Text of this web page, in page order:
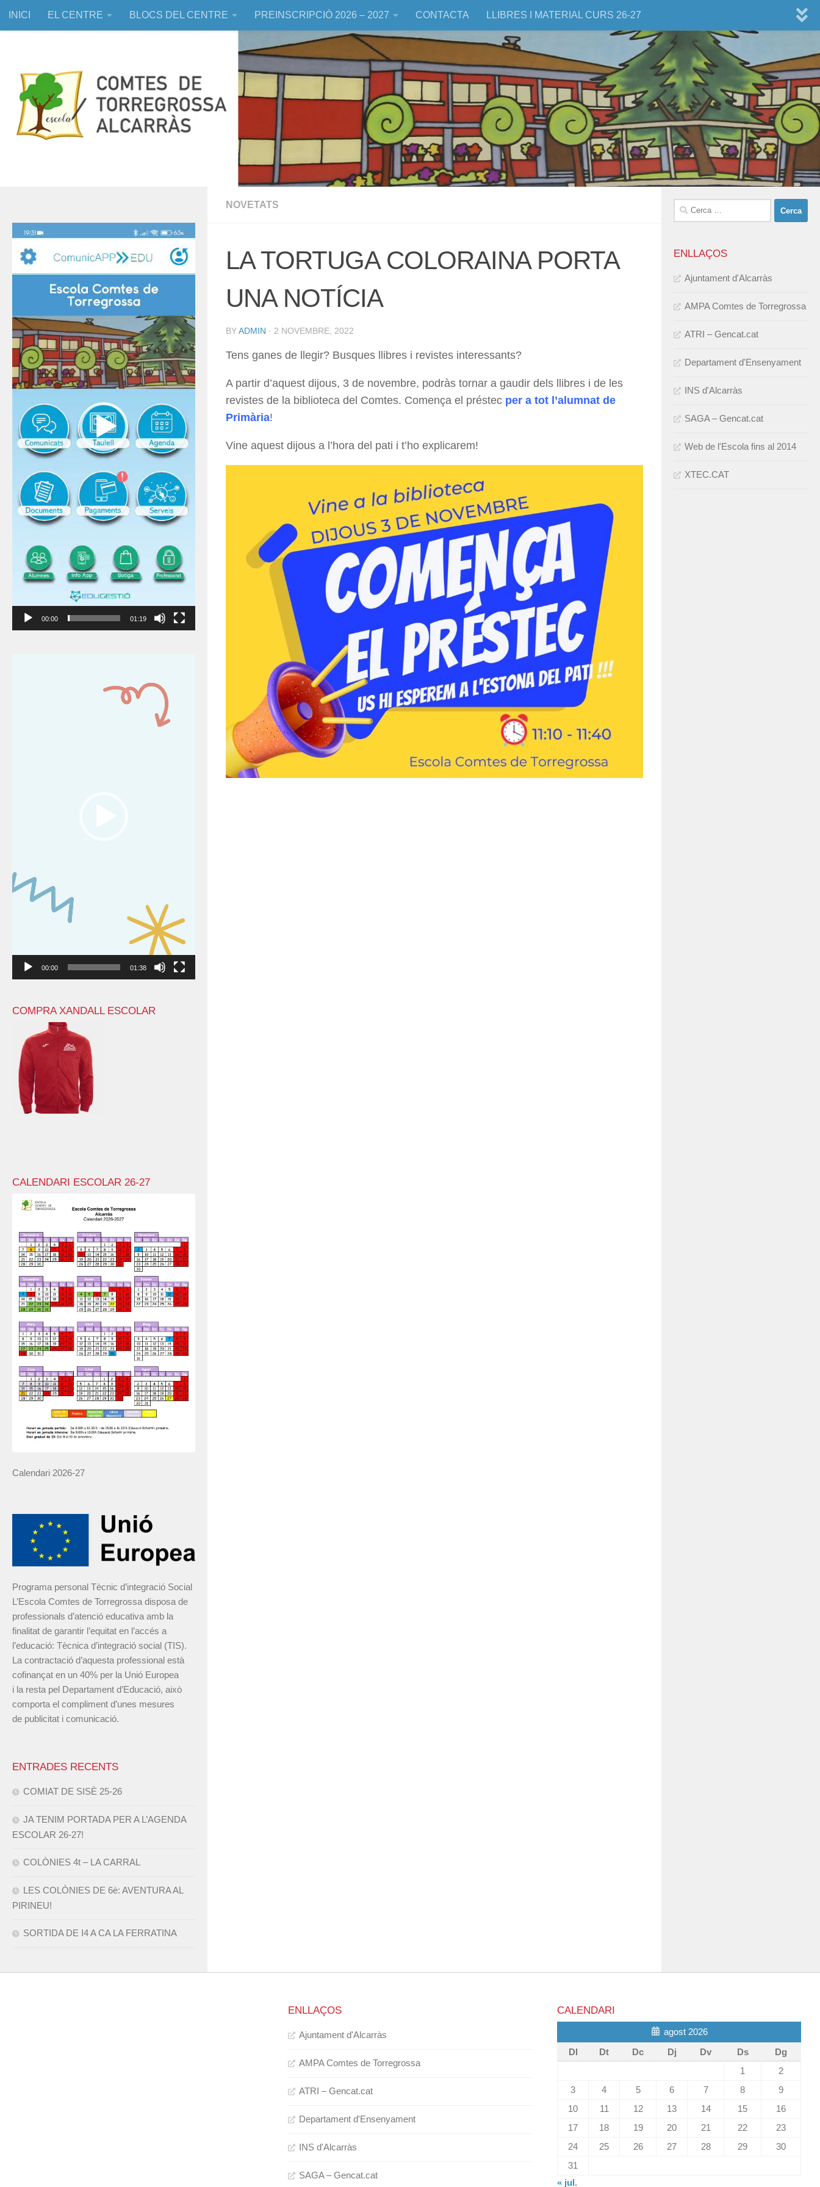
Skip to content
INICI EL CENTRE BLOCS DEL CENTRE PREINSCRIPCIÓ 2026 – 2027 CONTACTA LLIBRES I MATERIAL CURS 26-27
NOVETATS
LA TORTUGA COLORAINA PORTA
UNA NOTÍCIA
BYADMIN · 2 NOVEMBRE, 2022
Tens ganes de llegir? Busques llibres i revistes interessants?
A partir d’aquest dijous, 3 de novembre, podràs tornar a gaudir dels llibres i de les
revistes de la biblioteca del Comtes. Comença el préstec per a tot l’alumnat de
Primària!
Vine aquest dijous a l’hora del pati i t’ho explicarem!
Reproductor
vídeo
00:00 01:19
00:00 01:38
COMPRA XANDALL ESCOLAR
CALENDARI ESCOLAR 26-27
Calendari 2026-27
Programa personal Tècnic d’integració Social
L’Escola Comtes de Torregrossa disposa de
professionals d’atenció educativa amb la
finalitat de garantir l’equitat en l’accés a
l’educació: Tècnica d’integració social (TIS).
La contractació d’aquesta professional està
cofinançat en un 40% per la Unió Europea
i la resta pel Departament d’Educació, això
comporta el compliment d’unes mesures
de publicitat i comunicació.
ENTRADES RECENTS
COMIAT DE SISÈ 25-26
JA TENIM PORTADA PER A L’AGENDA
ESCOLAR 26-27!
COLÒNIES 4t – LA CARRAL
LES COLÒNIES DE 6è: AVENTURA AL
PIRINEU!
SORTIDA DE I4 A CA LA FERRATINA
Cerca:
ENLLAÇOS
Ajuntament d'Alcarràs
AMPA Comtes de Torregrossa
ATRI – Gencat.cat
Departament d'Ensenyament
INS d'Alcarràs
SAGA – Gencat.cat
Web de l'Escola fins al 2014
XTEC.CAT
ENLLAÇOS
Ajuntament d'Alcarràs
AMPA Comtes de Torregrossa
ATRI – Gencat.cat
Departament d'Ensenyament
INS d'Alcarràs
SAGA – Gencat.cat
CALENDARI
agost 2026
Dl
Dt Dc Dj Dv Ds
Dg
1
2
3
4 5 6 7 8
9
10
11 12 13 14 15
16
17
18 19 20 21 22
23
24
25 26 27 28 29
30
31
« jul.